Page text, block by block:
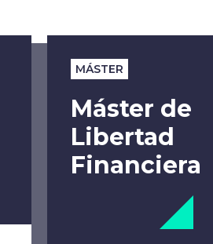
MÁSTER
Máster de
Libertad
Financiera